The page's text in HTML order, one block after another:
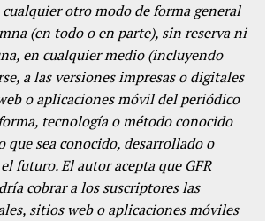
cualquier otro modo de forma general
(en todo o en parte), sin reserva ni
en cualquier medio (incluyendo
a las versiones impresas o digitales
o aplicaciones móvil del periódico
tecnología o método conocido
que sea conocido, desarrollado o
futuro. El autor acepta que GFR
cobrar a los suscriptores las
sitios web o aplicaciones móviles